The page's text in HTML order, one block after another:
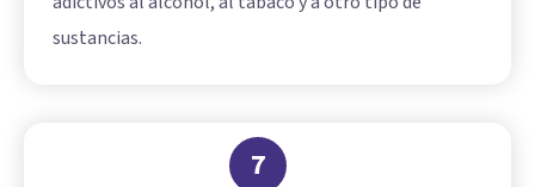
sustancias.
7